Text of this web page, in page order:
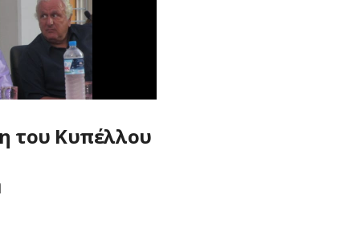
του Κυπέλλου